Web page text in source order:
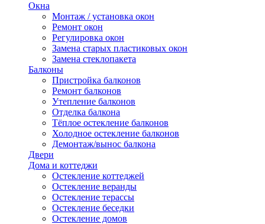
Окна
Монтаж / установка окон
Ремонт окон
Регулировка окон
Замена старых пластиковых окон
Замена стеклопакета
Балконы
Пристройка балконов
Ремонт балконов
Утепление балконов
Отделка балкона
Тёплое остекление балконов
Холодное остекление балконов
Демонтаж/вынос балкона
Двери
Дома и коттеджи
Остекление коттеджей
Остекление веранды
Остекление терассы
Остекление беседки
Остекление домов